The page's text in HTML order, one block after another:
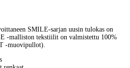
SMILE-sarjan uusin tulokas on
-malliston tekstiilit on valmistettu 100%
-muovipullot).